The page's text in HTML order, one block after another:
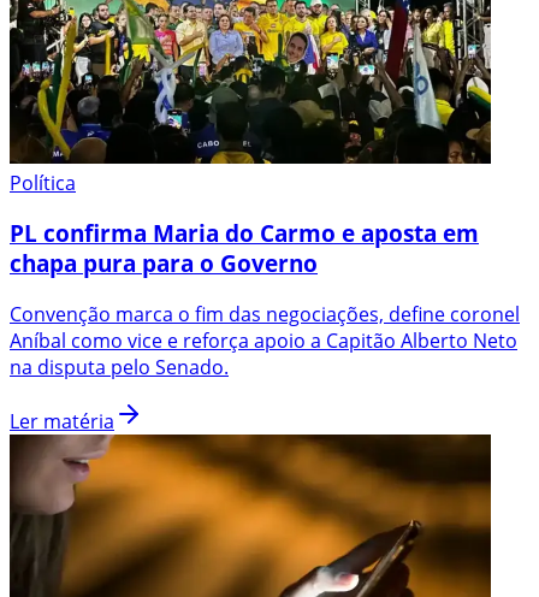
Política
PL confirma Maria do Carmo e aposta em
chapa pura para o Governo
Convenção marca o fim das negociações, define coronel
Aníbal como vice e reforça apoio a Capitão Alberto Neto
na disputa pelo Senado.
Ler matéria